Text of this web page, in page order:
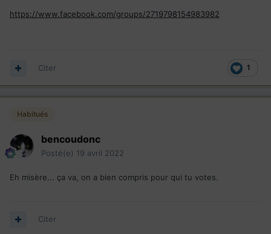
https://www.facebook.com/groups/2719798154983982
1
Citer
Habitués
bencoudonc
Posté(e) 19 avril 2022
Eh misère... ça va, on a bien compris pour qui tu votes.
Citer